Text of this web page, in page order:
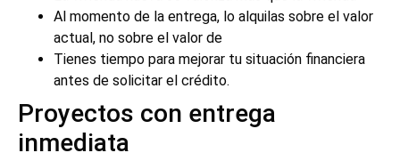
Al momento de la entrega, lo alquilas sobre el valor
actual, no sobre el valor de
Tienes tiempo para mejorar tu situación financiera
antes de solicitar el crédito.
Proyectos con entrega
inmediata